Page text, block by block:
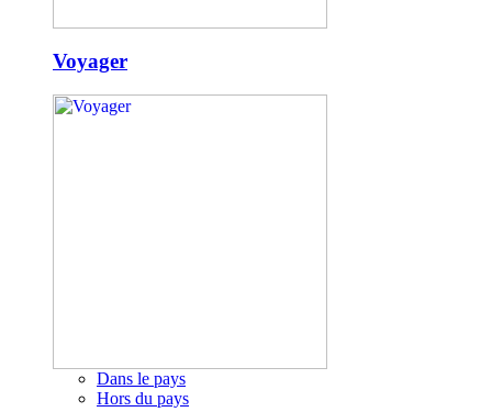
Voyager
Dans le pays
Hors du pays